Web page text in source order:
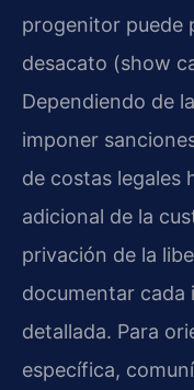
progenitor puede
desacato (show
Dependiendo de
imponer
de costas legales
adicional de la
privación de la
documentar cada
detallada. Para
específica,